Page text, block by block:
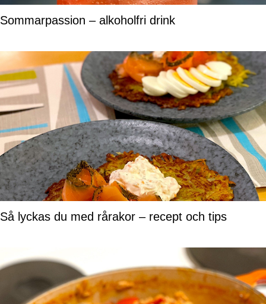
Sommarpassion – alkoholfri drink
Så lyckas du med rårakor – recept och tips